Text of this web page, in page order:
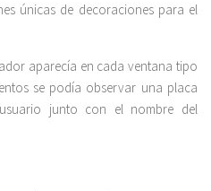
únicas de decoraciones para el
aparecía en cada ventana tipo
se podía observar una placa
junto con el nombre del